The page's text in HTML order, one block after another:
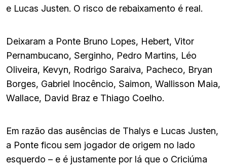
e Lucas Justen. O risco de rebaixamento é real.
Deixaram a Ponte Bruno Lopes, Hebert, Vitor
Pernambucano, Serginho, Pedro Martins, Léo
Oliveira, Kevyn, Rodrigo Saraiva, Pacheco, Bryan
Borges, Gabriel Inocêncio, Saimon, Wallisson Maia,
Wallace, David Braz e Thiago Coelho.
Em razão das ausências de Thalys e Lucas Justen,
a Ponte ficou sem jogador de origem no lado
esquerdo – e é justamente por lá que o Criciúma